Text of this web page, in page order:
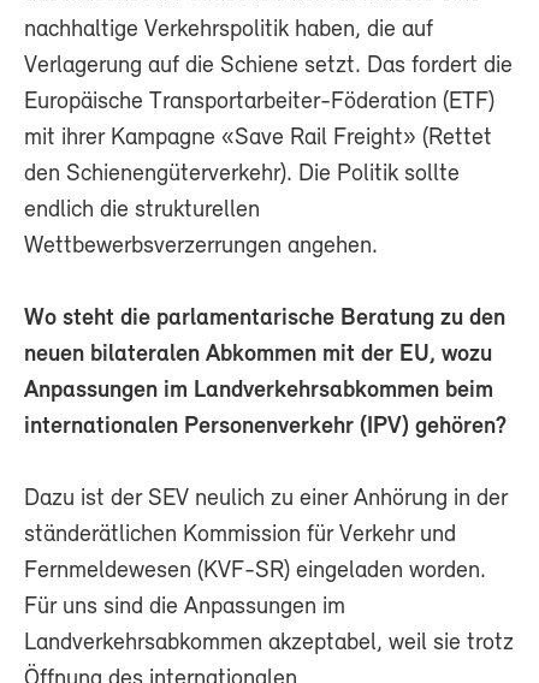
nachhaltige Verkehrspolitik haben, die auf
Verlagerung auf die Schiene setzt. Das fordert die
Europäische Transportarbeiter-Föderation (ETF)
mit ihrer Kampagne «Save Rail Freight» (Rettet
den Schienengüterverkehr). Die Politik sollte
endlich die strukturellen
Wettbewerbsverzerrungen angehen.
Wo steht die parlamentarische Beratung zu den
neuen bilateralen Abkommen mit der EU, wozu
Anpassungen im Landverkehrsabkommen beim
internationalen Personenverkehr (IPV) gehören?
Dazu ist der SEV neulich zu einer Anhörung in der
ständerätlichen Kommission für Verkehr und
Fernmeldewesen (KVF-SR) eingeladen worden.
Für uns sind die Anpassungen im
Landverkehrsabkommen akzeptabel, weil sie trotz